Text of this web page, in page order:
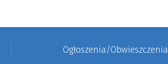
Ogłoszenia/Obwieszczenia